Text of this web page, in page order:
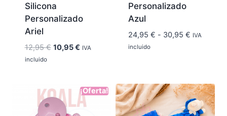
Silicona
Personalizado
Ariel
12,95€ El
12,95 €.
10,95€El
10,95 €.
IVA
incluido
Personalizado
Azul
24,95 € - 30,95 €Rango
hasta
30,95 €
IVA
incluido
¡Oferta!